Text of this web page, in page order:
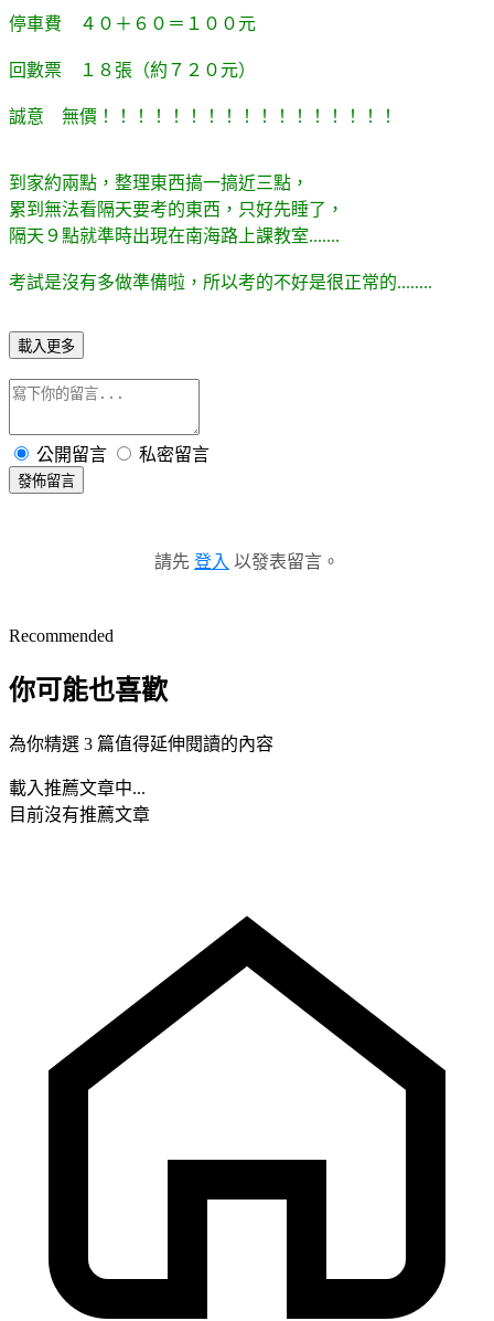
停車費 ４０＋６０＝１００元
回數票 １８張（約７２０元）
誠意 無價！！！！！！！！！！！！！！！！！
到家約兩點，整理東西搞一搞近三點，
累到無法看隔天要考的東西，只好先睡了，
隔天９點就準時出現在南海路上課教室.......
考試是沒有多做準備啦，所以考的不好是很正常的........
載入更多
公開留言 私密留言
發佈留言
請先 登入 以發表留言。
Recommended
你可能也喜歡
為你精選 3 篇值得延伸閱讀的內容
載入推薦文章中...
目前沒有推薦文章